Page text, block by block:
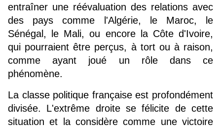
entraîner une réévaluation des relations avec
des pays comme l'Algérie, le Maroc, le
Sénégal, le Mali, ou encore la Côte d'Ivoire,
qui pourraient être perçus, à tort ou à raison,
comme ayant joué un rôle dans ce
phénomène.
La classe politique française est profondément
divisée. L'extrême droite se félicite de cette
situation et la considère comme une victoire